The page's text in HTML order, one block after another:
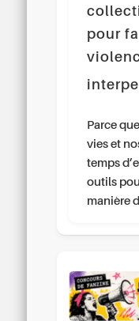
pour
Parce
vies et
temps
outils
manière